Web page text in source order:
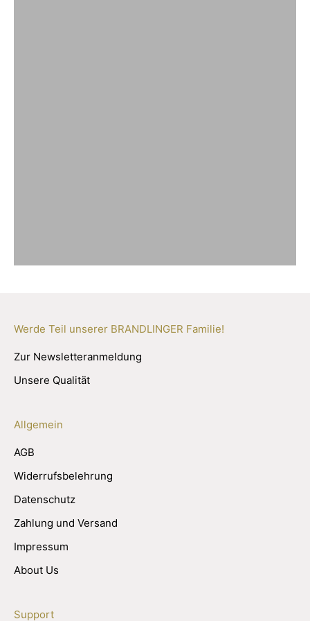
Werde Teil unserer BRANDLINGER Familie!
Zur Newsletteranmeldung
Unsere Qualität
Allgemein
AGB
Widerrufsbelehrung
Datenschutz
Zahlung und Versand
Impressum
About Us
Support